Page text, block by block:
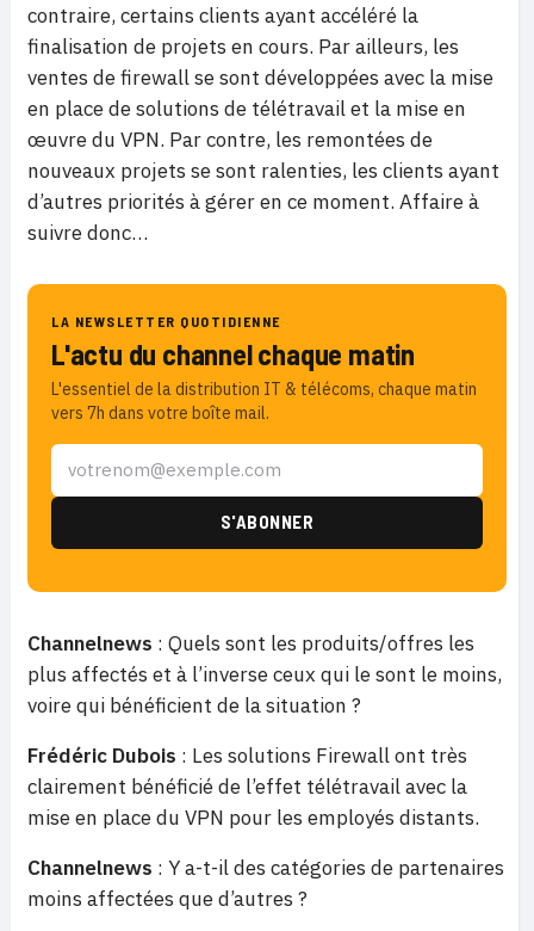
contraire, certains clients ayant accéléré la
finalisation de projets en cours. Par ailleurs, les
ventes de firewall se sont développées avec la mise
en place de solutions de télétravail et la mise en
œuvre du VPN. Par contre, les remontées de
nouveaux projets se sont ralenties, les clients ayant
d’autres priorités à gérer en ce moment. Affaire à
suivre donc…
LA NEWSLETTER QUOTIDIENNE
L'actu du channel chaque matin
L'essentiel de la distribution IT & télécoms, chaque matin
vers 7h dans votre boîte mail.
Channelnews : Quels sont les produits/offres les
plus affectés et à l’inverse ceux qui le sont le moins,
voire qui bénéficient de la situation ?
Frédéric Dubois : Les solutions Firewall ont très
clairement bénéficié de l’effet télétravail avec la
mise en place du VPN pour les employés distants.
Channelnews : Y a-t-il des catégories de partenaires
moins affectées que d’autres ?